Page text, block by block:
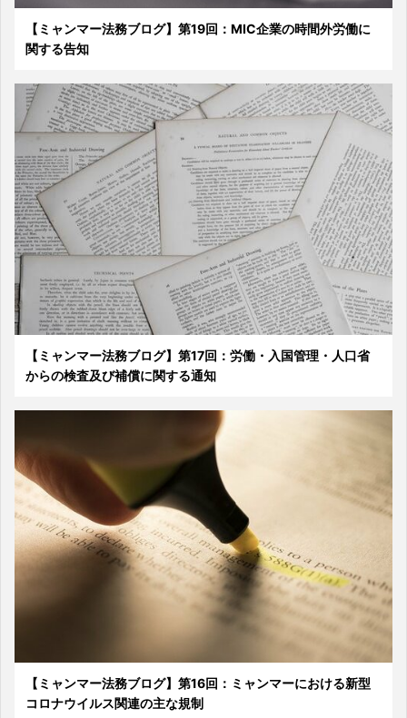
【ミャンマー法務ブログ】第19回：MIC企業の時間外労働に
関する告知
【ミャンマー法務ブログ】第17回：労働・入国管理・人口省
からの検査及び補償に関する通知
【ミャンマー法務ブログ】第16回：ミャンマーにおける新型
コロナウイルス関連の主な規制